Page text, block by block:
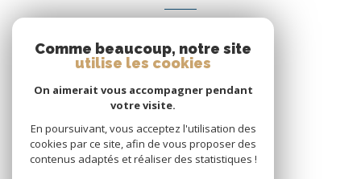
Espace propriétaire
SE CONNECTER
Comme beaucoup, notre site
utilise les cookies
On aimerait vous accompagner pendant
votre visite.
En poursuivant, vous acceptez l'utilisation des
cookies par ce site, afin de vous proposer des
contenus adaptés et réaliser des statistiques !